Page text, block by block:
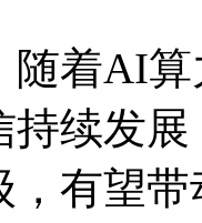
着AI算
续发
有望